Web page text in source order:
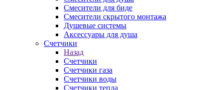
Смесители для биде
Смесители скрытого монтажа
Душевые системы
Аксессуары для душа
Счетчики
Назад
Счетчики
Счетчики газа
Счетчики воды
Счетчики тепла